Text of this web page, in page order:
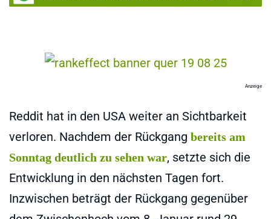
Anzeige
Reddit hat in den USA weiter an Sichtbarkeit
verloren. Nachdem der Rückgang bereits am
Sonntag deutlich zu sehen war, setzte sich die
Entwicklung in den nächsten Tagen fort.
Inzwischen beträgt der Rückgang gegenüber